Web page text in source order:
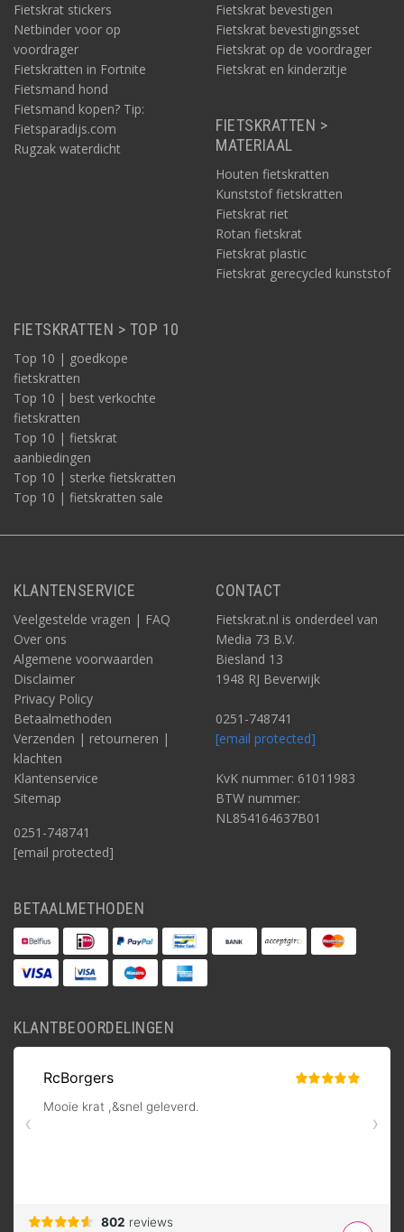
Fietskrat stickers
Netbinder voor op
voordrager
Fietskratten in Fortnite
Fietsmand hond
Fietsmand kopen? Tip:
Fietsparadijs.com
Rugzak waterdicht
Fietskrat bevestigen
Fietskrat bevestigingsset
Fietskrat op de voordrager
Fietskrat en kinderzitje
FIETSKRATTEN >
MATERIAAL
Houten fietskratten
Kunststof fietskratten
Fietskrat riet
Rotan fietskrat
Fietskrat plastic
Fietskrat gerecycled kunststof
FIETSKRATTEN > TOP 10
Top 10 | goedkope
fietskratten
Top 10 | best verkochte
fietskratten
Top 10 | fietskrat
aanbiedingen
Top 10 | sterke fietskratten
Top 10 | fietskratten sale
KLANTENSERVICE
Veelgestelde vragen | FAQ
Over ons
Algemene voorwaarden
Disclaimer
Privacy Policy
Betaalmethoden
Verzenden | retourneren |
klachten
Klantenservice
Sitemap
0251-748741
[email protected]
CONTACT
Fietskrat.nl is onderdeel van
Media 73 B.V.
Biesland 13
1948 RJ Beverwijk
0251-748741
[email protected]
KvK nummer: 61011983
BTW nummer:
NL854164637B01
BETAALMETHODEN
KLANTBEOORDELINGEN